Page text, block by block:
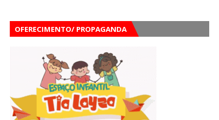
OFERECIMENTO/ PROPAGANDA